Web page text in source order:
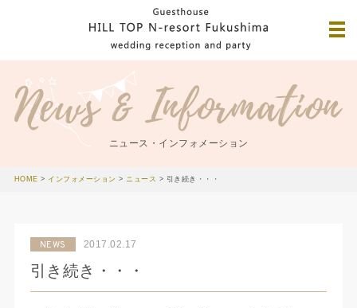
ニュース・インフォメーション
HOME > インフォメーション >ニュース > 引き続き・・・
NEWS 2017.02.17
引き続き・・・